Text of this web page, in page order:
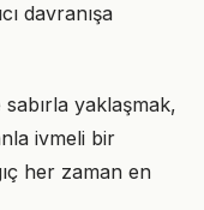
davranışa
yaklaşmak,
ivmeli bir
her zaman en